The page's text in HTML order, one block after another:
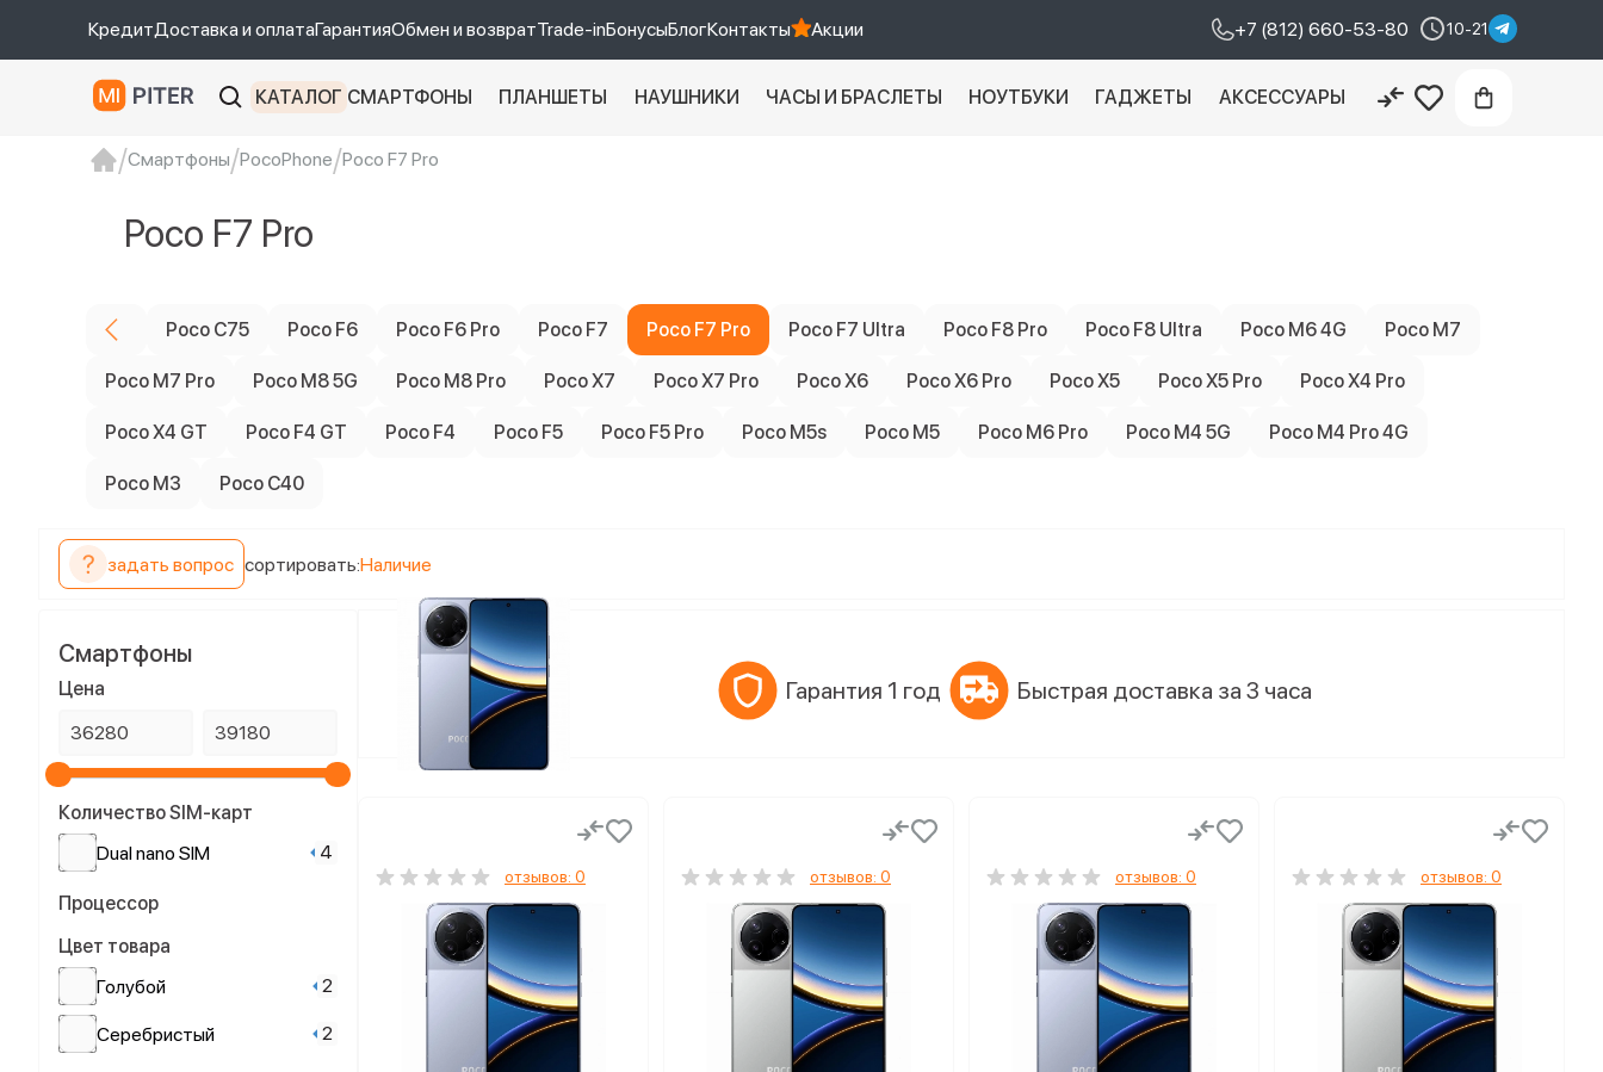
КредитДоставка и оплатаГарантияОбмен и возвратTrade-inБонусыБлогКонтакты Акции +7 (812) 660-53-80 10-21
КАТАЛОГ СМАРТФОНЫ ПЛАНШЕТЫ НАУШНИКИ ЧАСЫ И БРАСЛЕТЫ НОУТБУКИ ГАДЖЕТЫ АКСЕССУАРЫ
Смартфоны PocoPhone Poco F7 Pro
Poco F7 Pro
Poco C75 Poco F6 Poco F6 Pro Poco F7 Poco F7 Pro Poco F7 Ultra Poco F8 Pro Poco F8 Ultra Poco M6 4G Poco M7
Poco M7 Pro Poco M8 5G Poco M8 Pro Poco X7 Poco X7 Pro Poco X6 Poco X6 Pro Poco X5 Poco X5 Pro Poco X4 Pro
Poco X4 GT Poco F4 GT Poco F4 Poco F5 Poco F5 Pro Poco M5s Poco M5 Poco M6 Pro Poco M4 5G Poco M4 Pro 4G
Poco M3 Poco C40
задать вопрос сортировать:Наличие
Смартфоны
Цена
Количество SIM-карт
Dual nano SIM
4
Процессор
Цвет товара
Голубой
2
Серебристый 2
Гарантия 1 год Быстрая доставка за 3 часа
отзывов: 0 отзывов: 0 отзывов: 0 отзывов: 0